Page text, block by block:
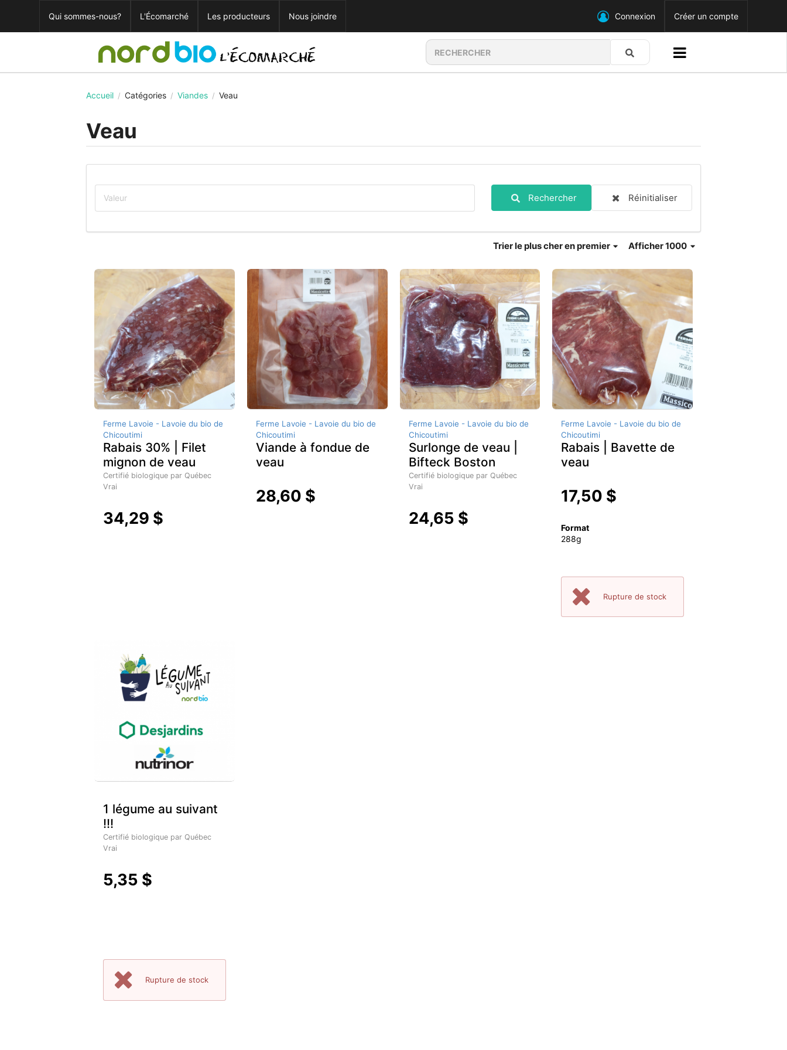
Qui sommes-nous? L'Écomarché Les producteurs Nous joindre Connexion Créer un compte
Accueil / Catégories / Viandes / Veau
Veau
Rechercher Réinitialiser
Afficher 1000
Trierle plus cher en premier
Ferme Lavoie - Lavoie du bio de
Chicoutimi
Rabais 30% | Filet
mignon de veau
Certifié biologique par Québec
Vrai
34,29 $
Ferme Lavoie - Lavoie du bio de
Chicoutimi
Viande à fondue de
veau
28,60 $
Ferme Lavoie - Lavoie du bio de
Chicoutimi
Surlonge de veau |
Bifteck Boston
Certifié biologique par Québec
Vrai
24,65 $
Ferme Lavoie - Lavoie du bio de
Chicoutimi
Rabais | Bavette de
veau
17,50 $
Format
288g
Rupture de stock
1 légume au suivant
!!!
Certifié biologique par Québec
Vrai
5,35 $
Rupture de stock